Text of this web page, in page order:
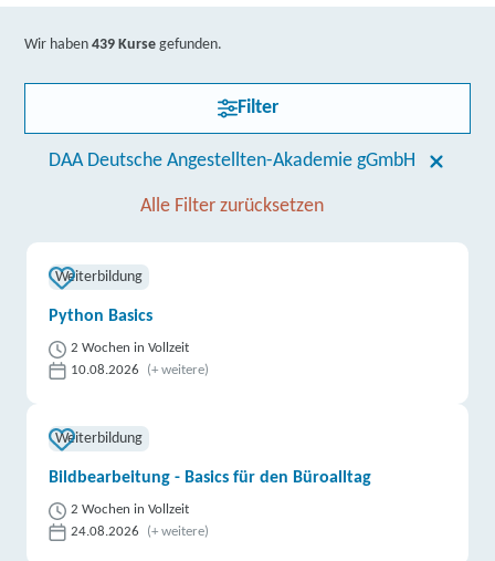
Wir haben439 Kurse gefunden.
Filter
DAA Deutsche Angestellten-Akademie gGmbH
Alle Filter zurücksetzen
Weiterbildung
Python Basics
2 Wochen in Vollzeit
10.08.2026
(+ weitere)
Weiterbildung
Bildbearbeitung - Basics für den Büroalltag
2 Wochen in Vollzeit
24.08.2026
(+ weitere)